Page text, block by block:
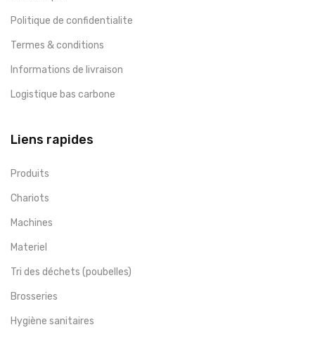
Politique de confidentialite
Termes & conditions
Informations de livraison
Logistique bas carbone
Liens rapides
Produits
Chariots
Machines
Materiel
Tri des déchets (poubelles)
Brosseries
Hygiène sanitaires